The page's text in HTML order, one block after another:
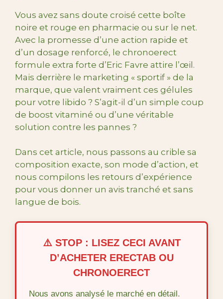
Vous avez sans doute croisé cette boîte
noire et rouge en pharmacie ou sur le net.
Avec la promesse d’une action rapide et
d’un dosage renforcé, le chronoerect
formule extra forte d’Eric Favre attire l’œil.
Mais derrière le marketing « sportif » de la
marque, que valent vraiment ces gélules
pour votre libido ? S’agit-il d’un simple coup
de boost vitaminé ou d’une véritable
solution contre les pannes ?
Dans cet article, nous passons au crible sa
composition exacte, son mode d’action, et
nous compilons les retours d’expérience
pour vous donner un avis tranché et sans
langue de bois.
⚠️ STOP : LISEZ CECI AVANT
D’ACHETER ERECTAB OU
CHRONOERECT
Nous avons analysé le marché en détail.